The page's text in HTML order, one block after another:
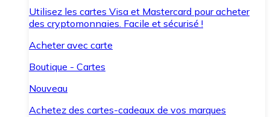
Utilisez les cartes Visa et Mastercard pour acheter
des cryptomonnaies. Facile et sécurisé !
Acheter avec carte
Boutique - Cartes
Nouveau
Achetez des cartes-cadeaux de vos marques